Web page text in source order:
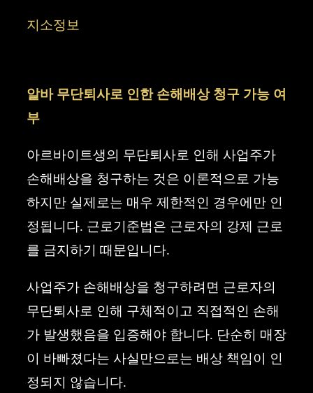
지소정보
알바 무단퇴사로 인한 손해배상 청구 가능 여
부
아르바이트생의 무단퇴사로 인해 사업주가
손해배상을 청구하는 것은 이론적으로 가능
하지만 실제로는 매우 제한적인 경우에만 인
정됩니다. 근로기준법은 근로자의 강제 근로
를 금지하기 때문입니다.
사업주가 손해배상을 청구하려면 근로자의
무단퇴사로 인해 구체적이고 직접적인 손해
가 발생했음을 입증해야 합니다. 단순히 매장
이 바빠졌다는 사실만으로는 배상 책임이 인
정되지 않습니다.